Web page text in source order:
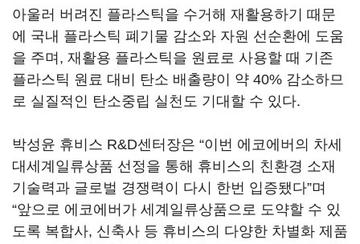
아울러 버려진 플라스틱을 수거해 재활용하기 때문
에 국내 플라스틱 폐기물 감소와 자원 선순환에 도움
을 주며, 재활용 플라스틱을 원료로 사용할 때 기존
플라스틱 원료 대비 탄소 배출량이 약 40% 감소하므
로 실질적인 탄소중립 실천도 기대할 수 있다.
박성윤 휴비스 R&D센터장은 “이번 에코에버의 차세
대세계일류상품 선정을 통해 휴비스의 친환경 소재
기술력과 글로벌 경쟁력이 다시 한번 입증됐다”며
“앞으로 에코에버가 세계일류상품으로 도약할 수 있
도록 복합사, 신축사 등 휴비스의 다양한 차별화 제품